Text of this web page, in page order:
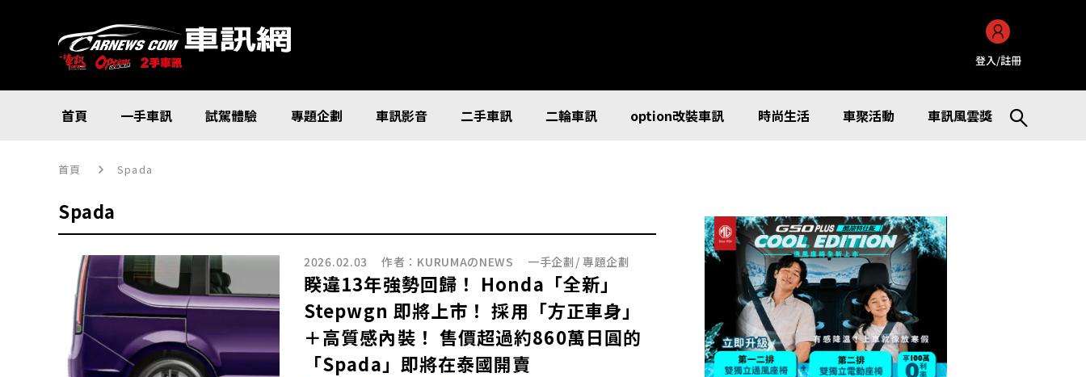
登入/註冊
首頁 一手車訊 試駕體驗 專題企劃 車訊影音 二手車訊 二輪車訊 option改裝車訊 時尚生活 車聚活動 車訊風雲獎
首頁 Spada
Spada
2026.02.03 作者： KURUMAのNEWS 一手企劃 /專題企劃
睽違13年強勢回歸！ Honda「全新」
Stepwgn 即將上市！ 採用「方正車身」
＋高質感內裝！ 售價超過約860萬日圓的
「Spada」即將在泰國開賣